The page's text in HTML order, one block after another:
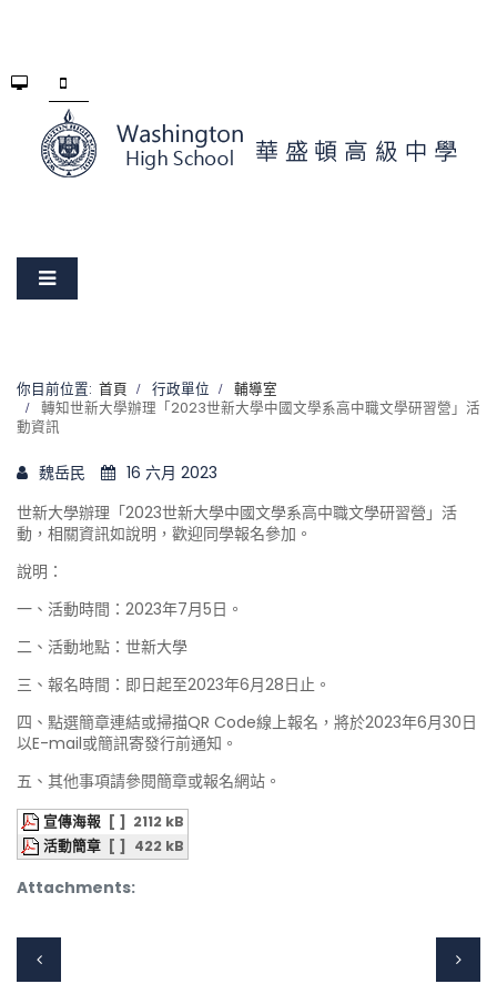
你目前位置: 首頁 行政單位
輔導室
轉知世新大學辦理「2023世新大學中國文學系高中職文學研習營」活
動資訊
魏岳民
16 六月 2023
世新大學辦理「2023世新大學中國文學系高中職文學研習營」活
動，相關資訊如說明，歡迎同學報名參加。
說明：
一、活動時間：2023年7月5日。
二、活動地點：世新大學
三、報名時間：即日起至2023年6月28日止。
四、點選簡章連結或掃描QR Code線上報名，將於2023年6月30日
以E-mail或簡訊寄發行前通知。
五、其他事項請參閱簡章或報名網站。
Attachments:
宣傳海報 [ ]
2112 kB
活動簡章 [ ] 422 kB